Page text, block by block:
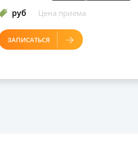
органов брюшной полости с
пробами и почек с
исследованием кровотока, УЗИ
пузыря; органов мошонки;
органов малого таза; вен и артерий
руб Цена приема
ЗАПИСАТЬСЯ